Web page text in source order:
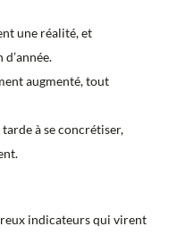
une réalité, et
augmenté, tout
à se concrétiser,
indicateurs qui virent